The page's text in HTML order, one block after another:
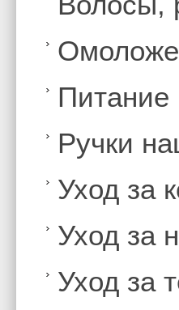
Питание
Ручки
Уход за
Уход за
Уход за